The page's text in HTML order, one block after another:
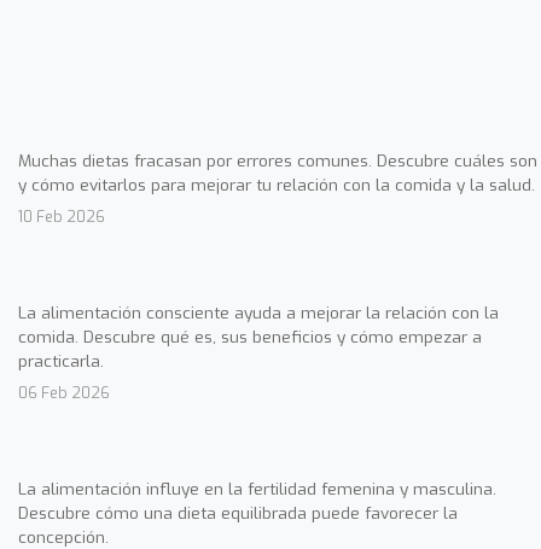
Muchas dietas fracasan por errores comunes. Descubre cuáles son
y cómo evitarlos para mejorar tu relación con la comida y la salud.
10 Feb 2026
La alimentación consciente ayuda a mejorar la relación con la
comida. Descubre qué es, sus beneficios y cómo empezar a
practicarla.
06 Feb 2026
La alimentación influye en la fertilidad femenina y masculina.
Descubre cómo una dieta equilibrada puede favorecer la
concepción.